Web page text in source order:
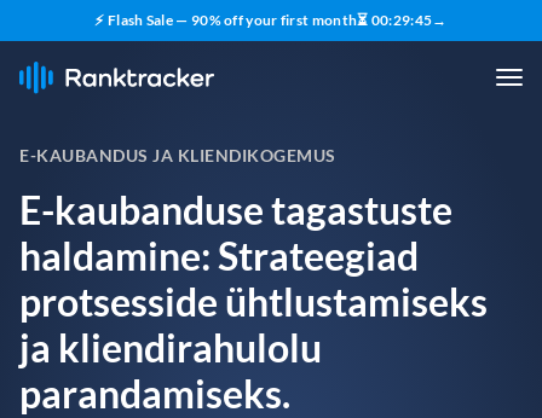
⚡ Flash Sale — 90% off your first month⏳ 00:29:43→
E-KAUBANDUS JA KLIENDIKOGEMUS
E-kaubanduse tagastuste
haldamine: Strateegiad
protsesside ühtlustamiseks
ja kliendirahulolu
parandamiseks.